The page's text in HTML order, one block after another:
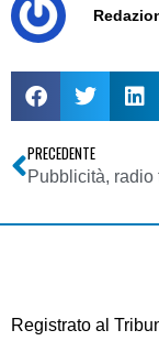
PRECEDENTE
Registrato al